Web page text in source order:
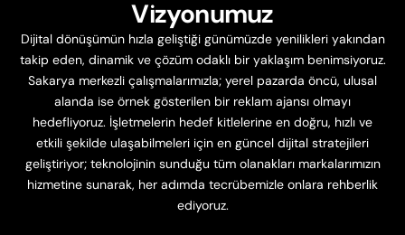
Vizyonumuz
Dijital dönüşümün hızla geliştiği günümüzde yenilikleri yakından
takip eden, dinamik ve çözüm odaklı bir yaklaşım benimsiyoruz.
Sakarya merkezli çalışmalarımızla; yerel pazarda öncü, ulusal
alanda ise örnek gösterilen bir reklam ajansı olmayı
hedefliyoruz. İşletmelerin hedef kitlelerine en doğru, hızlı ve
etkili şekilde ulaşabilmeleri için en güncel dijital stratejileri
geliştiriyor; teknolojinin sunduğu tüm olanakları markalarımızın
hizmetine sunarak, her adımda tecrübemizle onlara rehberlik
ediyoruz.